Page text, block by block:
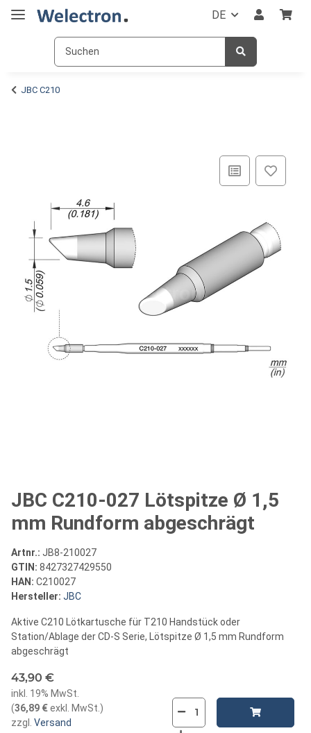
DE
JBC C210
JBC C210-027 Lötspitze Ø 1,5
mm Rundform abgeschrägt
Artnr.: JB8-210027
GTIN: 8427327429550
HAN: C210027
Hersteller: JBC
Aktive C210 Lötkartusche für T210 Handstück oder
Station/Ablage der CD-S Serie, Lötspitze Ø 1,5 mm Rundform
abgeschrägt
43,90 €
inkl. 19% MwSt.
(36,89 €exkl. MwSt. )
zzgl.
Versand